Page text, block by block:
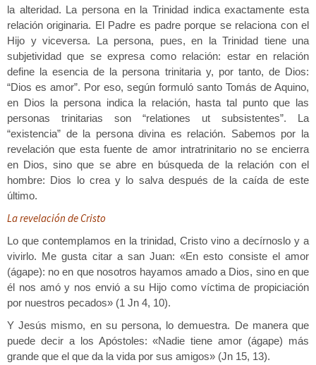
la alteridad. La persona en la Trinidad indica exactamente esta
relación originaria. El Padre es padre porque se relaciona con el
Hijo y viceversa. La persona, pues, en la Trinidad tiene una
subjetividad que se expresa como relación: estar en relación
define la esencia de la persona trinitaria y, por tanto, de Dios:
“Dios es amor”. Por eso, según formuló santo Tomás de Aquino,
en Dios la persona indica la relación, hasta tal punto que las
personas trinitarias son “relationes ut subsistentes”. La
“existencia” de la persona divina es relación. Sabemos por la
revelación que esta fuente de amor intratrinitario no se encierra
en Dios, sino que se abre en búsqueda de la relación con el
hombre: Dios lo crea y lo salva después de la caída de este
último.
La revelación de Cristo
Lo que contemplamos en la trinidad, Cristo vino a decírnoslo y a
vivirlo. Me gusta citar a san Juan: «En esto consiste el amor
(ágape): no en que nosotros hayamos amado a Dios, sino en que
él nos amó y nos envió a su Hijo como víctima de propiciación
por nuestros pecados» (1 Jn 4, 10).
Y Jesús mismo, en su persona, lo demuestra. De manera que
puede decir a los Apóstoles: «Nadie tiene amor (ágape) más
grande que el que da la vida por sus amigos» (Jn 15, 13).